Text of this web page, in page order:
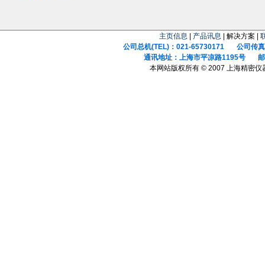
主页信息 产品讯息 | 解决方案 |
公司总机(TEL)：021-65730171 公司传真
通讯地址：上海市平凉路1195号 邮
本网站版权所有 © 2007 上海精密仪